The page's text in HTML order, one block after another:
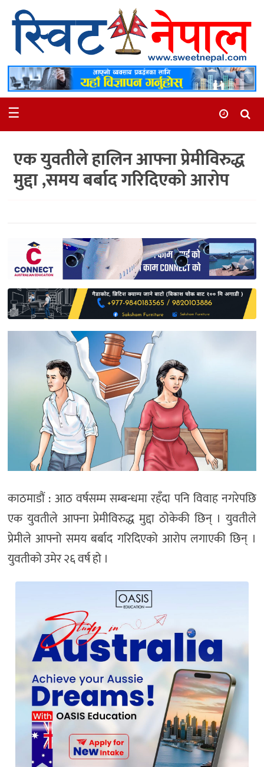
समाचार
स्थानीय
मनोरञ्जन
अन्तर्वार्ता
समाज
भिडियो
साहित्य
प्रदेश
English
☰
एक युवतीले हालिन आफ्ना प्रेमीविरुद्ध
मुद्दा ,समय बर्बाद गरिदिएको आरोप
काठमाडौं : आठ वर्षसम्म सम्बन्धमा रहँदा पनि विवाह नगरेपछि
एक युवतीले आफ्ना प्रेमीविरुद्ध मुद्दा ठोकेकी छिन् । युवतीले
प्रेमीले आफ्नो समय बर्बाद गरिदिएको आरोप लगाएकी छिन् ।
युवतीको उमेर २६ वर्ष हो ।